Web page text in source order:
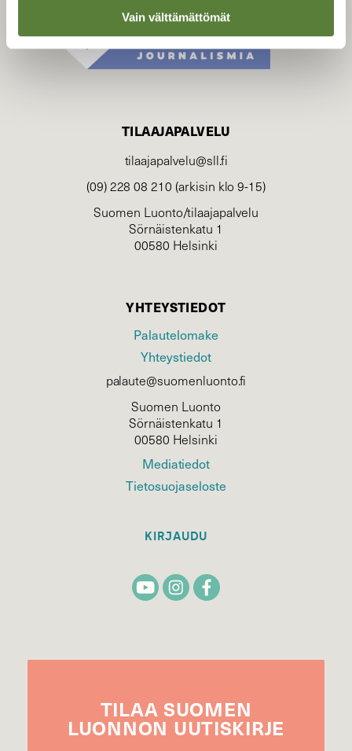
Vain välttämättömät
TILAAJAPALVELU
tilaajapalvelu@sll.fi
(09) 228 08 210 (arkisin klo 9-15)
Suomen Luonto/tilaajapalvelu
Sörnäistenkatu 1
00580 Helsinki
YHTEYSTIEDOT
Palautelomake
Yhteystiedot
palaute@suomenluonto.fi
Suomen Luonto
Sörnäistenkatu 1
00580 Helsinki
Mediatiedot
Tietosuojaseloste
KIRJAUDU
TILAA SUOMEN
LUONNON UUTIS­KIRJE